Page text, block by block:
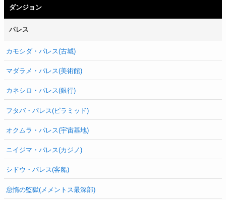
ダンジョン
パレス
カモシダ・パレス(古城)
マダラメ・パレス(美術館)
カネシロ・パレス(銀行)
フタバ・パレス(ピラミッド)
オクムラ・パレス(宇宙基地)
ニイジマ・パレス(カジノ)
シドウ・パレス(客船)
怠惰の監獄(メメントス最深部)